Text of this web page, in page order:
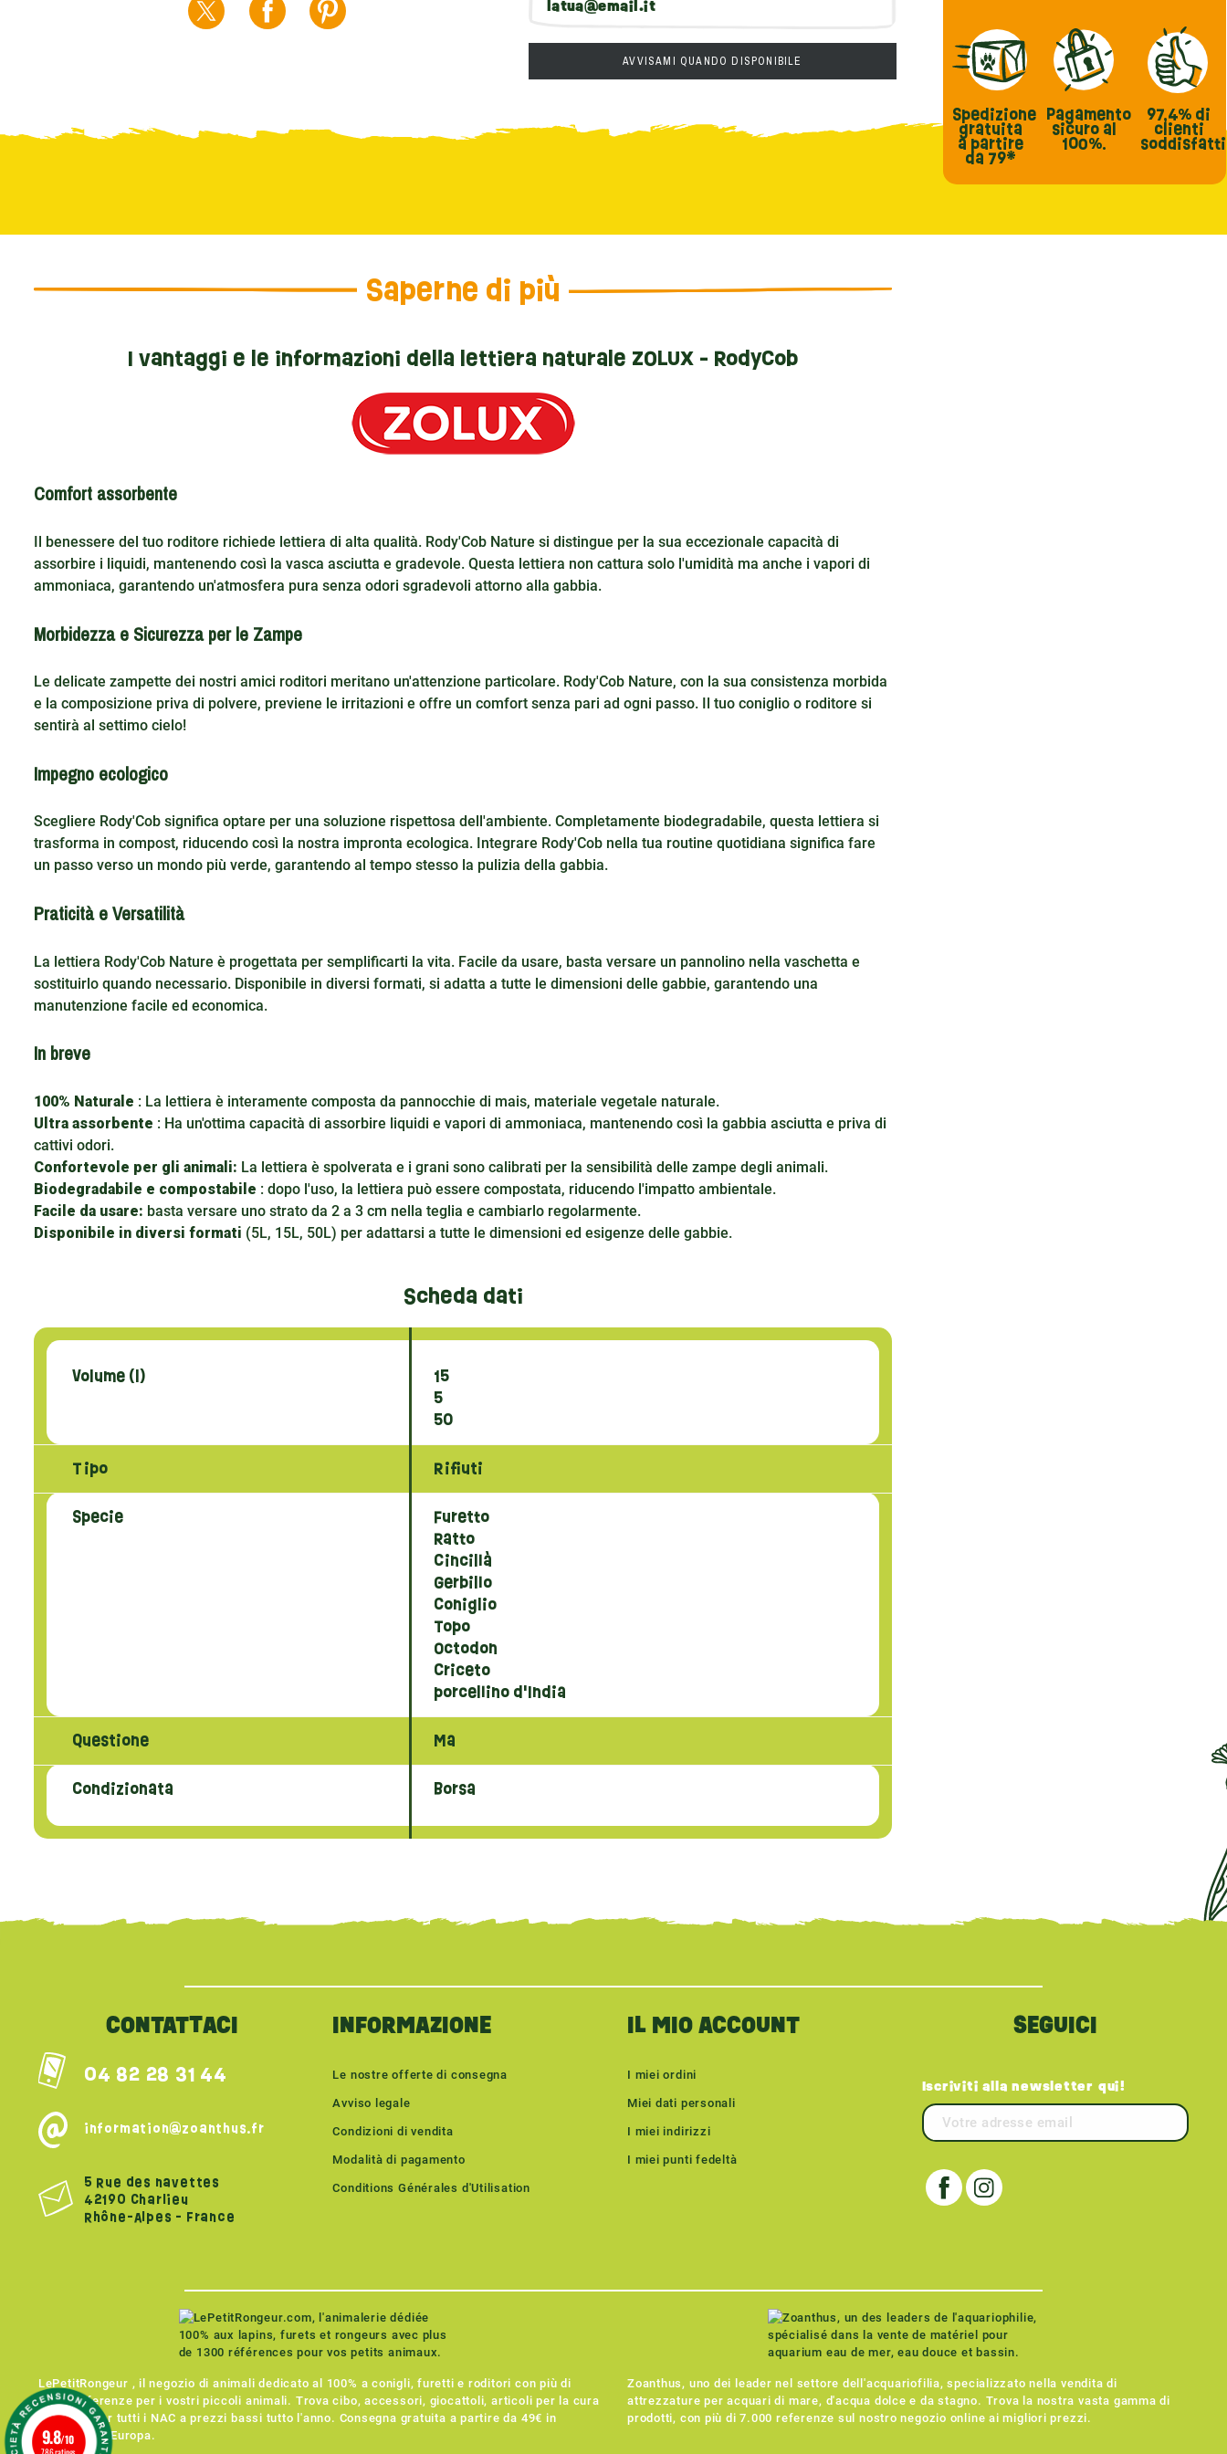
Spedizione
gratuita
a partire
da 79*
Pagamento
sicuro al
100%.
97,4% di
clienti
soddisfatti
AVVISAMI QUANDO DISPONIBILE
Saperne di più
I vantaggi e le informazioni della lettiera naturale ZOLUX - RodyCob
Comfort assorbente
Il benessere del tuo roditore richiede lettiera di alta qualità. Rody'Cob Nature si distingue per la sua eccezionale capacità di
assorbire i liquidi, mantenendo così la vasca asciutta e gradevole. Questa lettiera non cattura solo l'umidità ma anche i vapori di
ammoniaca, garantendo un'atmosfera pura senza odori sgradevoli attorno alla gabbia.
Morbidezza e Sicurezza per le Zampe
Le delicate zampette dei nostri amici roditori meritano un'attenzione particolare. Rody'Cob Nature, con la sua consistenza morbida
e la composizione priva di polvere, previene le irritazioni e offre un comfort senza pari ad ogni passo. Il tuo coniglio o roditore si
sentirà al settimo cielo!
Impegno ecologico
Scegliere Rody'Cob significa optare per una soluzione rispettosa dell'ambiente. Completamente biodegradabile, questa lettiera si
trasforma in compost, riducendo così la nostra impronta ecologica. Integrare Rody'Cob nella tua routine quotidiana significa fare
un passo verso un mondo più verde, garantendo al tempo stesso la pulizia della gabbia.
Praticità e Versatilità
La lettiera Rody'Cob Nature è progettata per semplificarti la vita. Facile da usare, basta versare un pannolino nella vaschetta e
sostituirlo quando necessario. Disponibile in diversi formati, si adatta a tutte le dimensioni delle gabbie, garantendo una
manutenzione facile ed economica.
In breve
100% Naturale : La lettiera è interamente composta da pannocchie di mais, materiale vegetale naturale.
Ultra assorbente : Ha un'ottima capacità di assorbire liquidi e vapori di ammoniaca, mantenendo così la gabbia asciutta e priva di
cattivi odori.
Confortevole per gli animali: La lettiera è spolverata e i grani sono calibrati per la sensibilità delle zampe degli animali.
Biodegradabile e compostabile : dopo l'uso, la lettiera può essere compostata, riducendo l'impatto ambientale.
Facile da usare: basta versare uno strato da 2 a 3 cm nella teglia e cambiarlo regolarmente.
Disponibile in diversi formati (5L, 15L, 50L) per adattarsi a tutte le dimensioni ed esigenze delle gabbie.
Scheda dati
Volume (l)
15
5
50
Tipo Rifiuti
Specie
Furetto
Ratto
Cincillà
Gerbillo
Coniglio
Topo
Octodon
Criceto
porcellino d'India
Questione Ma
Condizionata Borsa
{literal}{/literal}
CONTATTACI
04 82 28 31 44
information@zoanthus.fr
5 Rue des navettes
42190 Charlieu
Rhône-Alpes - France
INFORMAZIONE
Le nostre offerte di consegna
Avviso legale
Condizioni di vendita
Modalità di pagamento
Conditions Générales d'Utilisation
IL MIO ACCOUNT
I miei ordini
Miei dati personali
I miei indirizzi
I miei punti fedeltà
SEGUICI
Iscriviti alla newsletter qui!
LePetitRongeur , il negozio di animali dedicato al 100% a conigli, furetti e roditori con più di
1.300 referenze per i vostri piccoli animali. Trova cibo, accessori, giocattoli, articoli per la cura
e l'igiene per tutti i NAC a prezzi bassi tutto l'anno. Consegna gratuita a partire da 49€ in
Francia e in Europa.
Zoanthus, uno dei leader nel settore dell'acquariofilia, specializzato nella vendita di
attrezzature per acquari di mare, d'acqua dolce e da stagno. Trova la nostra vasta gamma di
prodotti, con più di 7.000 referenze sul nostro negozio online ai migliori prezzi.
9.8/10